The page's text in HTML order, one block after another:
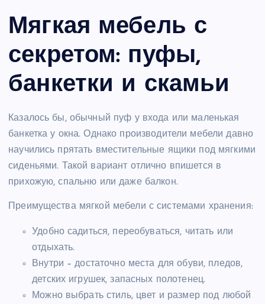
Мягкая мебель с
секретом: пуфы,
банкетки и скамьи
Казалось бы, обычный пуф у входа или маленькая
банкетка у окна. Однако производители мебели давно
научились прятать вместительные ящики под мягкими
сиденьями. Такой вариант отлично впишется в
прихожую, спальню или даже балкон.
Преимущества мягкой мебели с системами хранения:
Удобно садиться, переобуваться, читать или
отдыхать.
Внутри – достаточно места для обуви, пледов,
детских игрушек, запасных полотенец.
Можно выбрать стиль, цвет и размер под любой